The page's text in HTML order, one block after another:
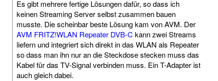
Es gibt mehrere fertige Lösungen dafür, so dass ich
keinen Streaming Server selbst zusammen bauen
musste. Die scheinbar beste Lösung kam von AVM. Der
AVM FRITZ!WLAN Repeater DVB-C kann zwei Streams
liefern und integriert sich direkt in das WLAN als Repeater
so dass man ihn nur an die Steckdose stecken muss das
Kabel für das TV-Signal verbinden muss. Ein T-Adapter ist
auch gleich dabei.